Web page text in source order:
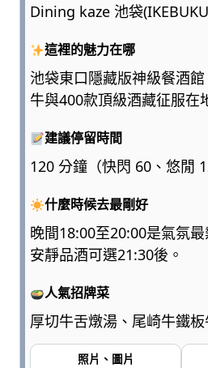
Dining kaze 池袋
這裡的魅力在哪
池袋東口隱藏版神級餐酒
牛與400款頂級酒藏征服在
建議停留時間
120 分鐘（快閃 60、悠閒
什麼時候去最剛好
晚間18:00至20:00是氣氛
安靜品酒可選21:30後。
人氣招牌菜
厚切牛舌燉湯、尾崎牛鐵
照片、圖片